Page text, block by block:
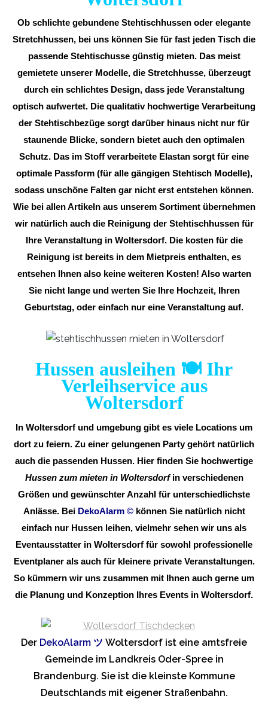
Ob schlichte gebundene Stehtischhussen oder elegante
Stretchhussen, bei uns können Sie für fast jeden Tisch die
passende Stehtischusse günstig mieten. Das meist
gemietete unserer Modelle, die Stretchhusse, überzeugt
durch ein schlichtes Design, dass jede Veranstaltung
optisch aufwertet. Die qualitativ hochwertige Verarbeitung
der Stehtischbezüge sorgt darüber hinaus nicht nur für
staunende Blicke, sondern bietet auch den optimalen
Schutz. Das im Stoff verarbeitete Elastan sorgt für eine
optimale Passform (für alle gängigen Stehtisch Modelle),
sodass unschöne Falten gar nicht erst entstehen können.
Wie bei allen Artikeln aus unserem Sortiment übernehmen
wir natürlich auch die Reinigung der Stehtischhussen für
Ihre Veranstaltung in Woltersdorf. Die kosten für die
Reinigung ist bereits in dem Mietpreis enthalten, es
entsehen Ihnen also keine weiteren Kosten! Also warten
Sie nicht lange und werten Sie Ihre Hochzeit, Ihren
Geburtstag, oder einfach nur eine Veranstaltung auf.
Hussen ausleihen 🍽️ Ihr
Verleihservice aus
Woltersdorf
In Woltersdorf und umgebung gibt es viele Locations um
dort zu feiern. Zu einer gelungenen Party gehört natürlich
auch die passenden Hussen. Hier finden Sie hochwertige
Hussen zum mieten in Woltersdorfin verschiedenen
Größen und gewünschter Anzahl für unterschiedlichste
Anlässe. Bei DekoAlarm © können Sie natürlich nicht
einfach nur Hussen leihen, vielmehr sehen wir uns als
Eventausstatter in Woltersdorf für sowohl professionelle
Eventplaner als auch für kleinere private Veranstaltungen.
So kümmern wir uns zusammen mit Ihnen auch gerne um
die Planung und Konzeption Ihres Events in Woltersdorf.
Der DekoAlarm ツ Woltersdorf ist eine amtsfreie
Gemeinde im Landkreis Oder-Spree in
Brandenburg. Sie ist die kleinste Kommune
Deutschlands mit eigener Straßenbahn.